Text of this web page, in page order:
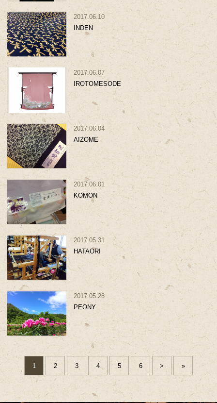
2017.06.10
INDEN
2017.06.07
IROTOMESODE
2017.06.04
AIZOME
2017.06.01
KOMON
2017.05.31
HATAORI
2017.05.28
PEONY
1 2 3 4 5 6 > »